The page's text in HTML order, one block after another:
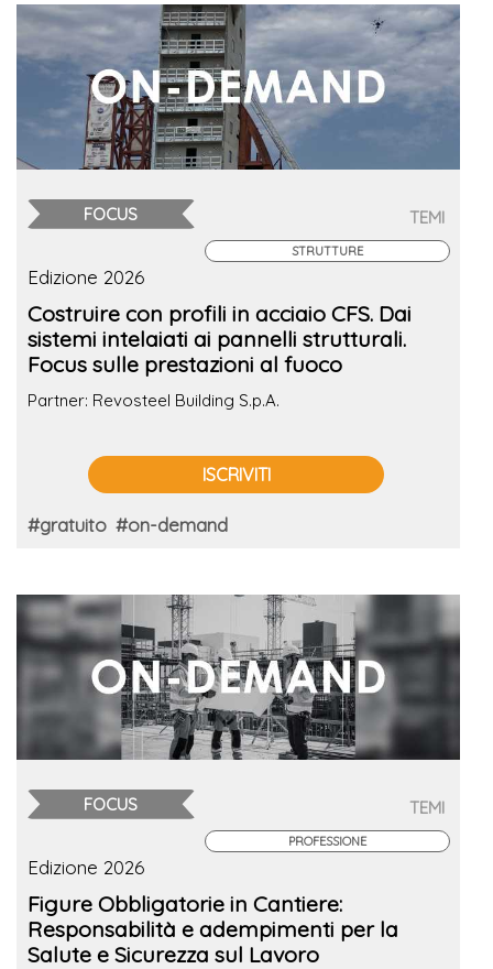
FOCUS TEMI
STRUTTURE
Edizione 2026
Costruire con profili in acciaio CFS. Dai
sistemi intelaiati ai pannelli strutturali.
Focus sulle prestazioni al fuoco
Partner: Revosteel Building S.p.A.
ISCRIVITI
#gratuito #on-demand
FOCUS TEMI
PROFESSIONE
Edizione 2026
Figure Obbligatorie in Cantiere:
Responsabilità e adempimenti per la
Salute e Sicurezza sul Lavoro